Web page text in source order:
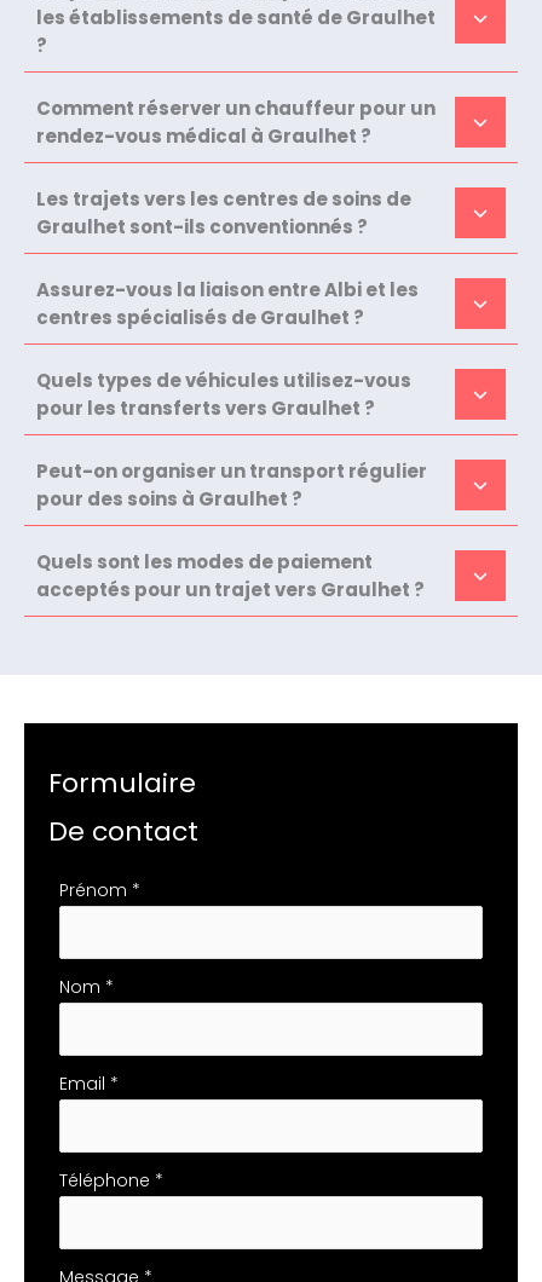
les établissements de santé de Graulhet
?
Comment réserver un chauffeur pour un
rendez-vous médical à Graulhet ?
Les trajets vers les centres de soins de
Graulhet sont-ils conventionnés ?
Assurez-vous la liaison entre Albi et les
centres spécialisés de Graulhet ?
Quels types de véhicules utilisez-vous
pour les transferts vers Graulhet ?
Peut-on organiser un transport régulier
pour des soins à Graulhet ?
Quels sont les modes de paiement
acceptés pour un trajet vers Graulhet ?
Formulaire
De contact
Formulaire
avec
téléphone
Prénom *
Nom *
Email *
Téléphone *